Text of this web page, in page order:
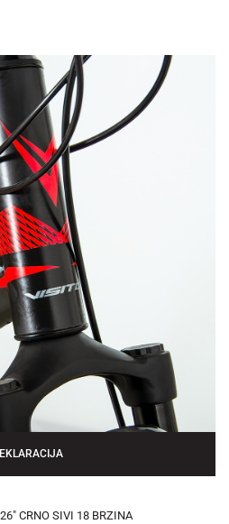
CRNO SIVI 18 BRZINA